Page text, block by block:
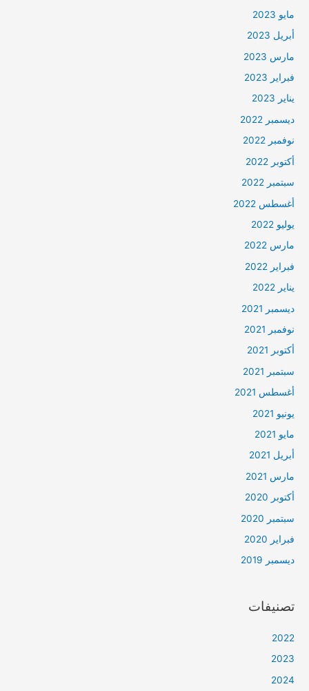
مايو 2023
أبريل 2023
مارس 2023
فبراير 2023
يناير 2023
ديسمبر 2022
نوفمبر 2022
أكتوبر 2022
سبتمبر 2022
أغسطس 2022
يوليو 2022
مارس 2022
فبراير 2022
يناير 2022
ديسمبر 2021
نوفمبر 2021
أكتوبر 2021
سبتمبر 2021
أغسطس 2021
يونيو 2021
مايو 2021
أبريل 2021
مارس 2021
أكتوبر 2020
سبتمبر 2020
فبراير 2020
ديسمبر 2019
تصنيفات
2022
2023
2024